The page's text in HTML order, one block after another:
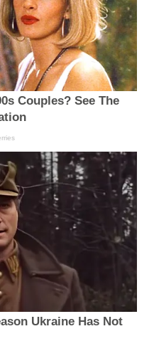
Couples? See The
Ukraine Has Not